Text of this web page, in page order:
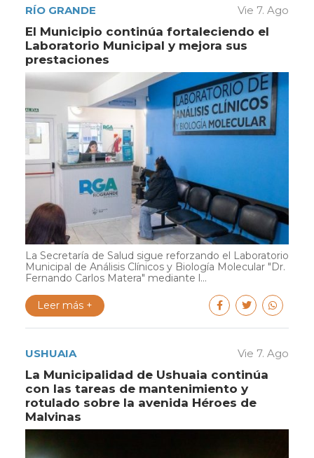
RÍO GRANDE Vie 7. Ago
El Municipio continúa fortaleciendo el
Laboratorio Municipal y mejora sus
prestaciones
La Secretaría de Salud sigue reforzando el Laboratorio
Municipal de Análisis Clínicos y Biología Molecular "Dr.
Fernando Carlos Matera" mediante l...
Leer más +
USHUAIA Vie 7. Ago
La Municipalidad de Ushuaia continúa
con las tareas de mantenimiento y
rotulado sobre la avenida Héroes de
Malvinas